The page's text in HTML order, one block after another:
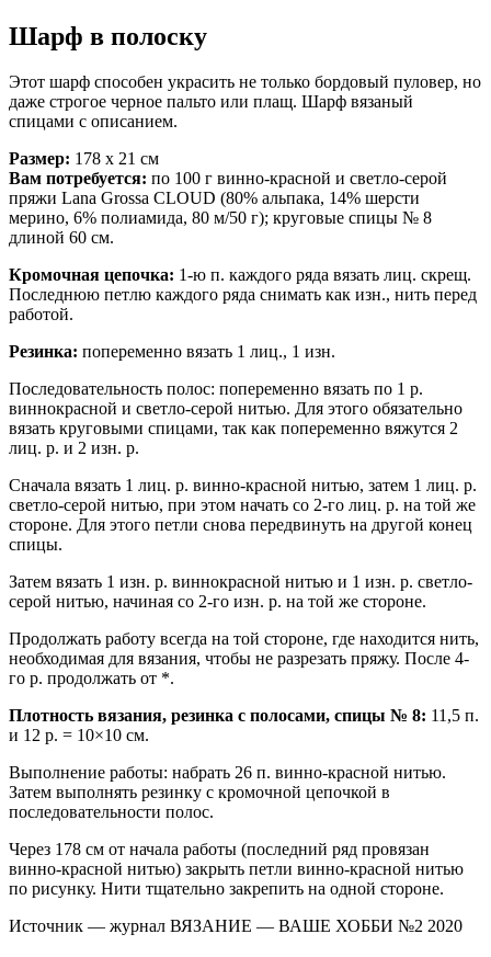
Шарф в полоску
Этот шарф способен украсить не только бордовый пуловер, но
даже строгое черное пальто или плащ. Шарф вязаный
спицами с описанием.
Размер: 178 х 21 см
Вам потребуется: по 100 г винно-красной и светло-серой
пряжи Lana Grossa CLOUD (80% альпака, 14% шерсти
мерино, 6% полиамида, 80 м/50 г); круговые спицы № 8
длиной 60 см.
Кромочная цепочка: 1-ю п. каждого ряда вязать лиц. скрещ.
Последнюю петлю каждого ряда снимать как изн., нить перед
работой.
Резинка: попеременно вязать 1 лиц., 1 изн.
Последовательность полос: попеременно вязать по 1 р.
виннокрасной и светло-серой нитью. Для этого обязательно
вязать круговыми спицами, так как попеременно вяжутся 2
лиц. р. и 2 изн. р.
Сначала вязать 1 лиц. р. винно-красной нитью, затем 1 лиц. р.
светло-серой нитью, при этом начать со 2-го лиц. р. на той же
стороне. Для этого петли снова передвинуть на другой конец
спицы.
Затем вязать 1 изн. р. виннокрасной нитью и 1 изн. р. светло-
серой нитью, начиная со 2-го изн. р. на той же стороне.
Продолжать работу всегда на той стороне, где находится нить,
необходимая для вязания, чтобы не разрезать пряжу. После 4-
го р. продолжать от *.
Плотность вязания, резинка с полосами, спицы № 8: 11,5 п.
и 12 р. = 10×10 см.
Выполнение работы: набрать 26 п. винно-красной нитью.
Затем выполнять резинку с кромочной цепочкой в
последовательности полос.
Через 178 см от начала работы (последний ряд провязан
винно-красной нитью) закрыть петли винно-красной нитью
по рисунку. Нити тщательно закрепить на одной стороне.
Источник — журнал ВЯЗАНИЕ — ВАШЕ ХОББИ №2 2020